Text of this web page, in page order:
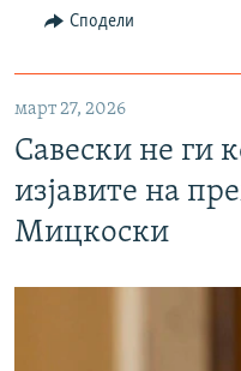
Сподели
март 27, 2026
Савески не ги
изјавите на
Мицкоски